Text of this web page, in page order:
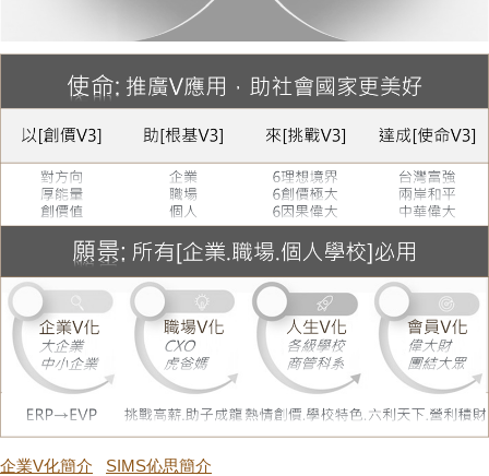
企業V化簡介 SIMS伈思簡介